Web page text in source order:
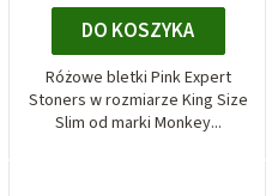
DO KOSZYKA
Różowe bletki Pink Expert
Stoners w rozmiarze King Size
Slim od marki Monkey...